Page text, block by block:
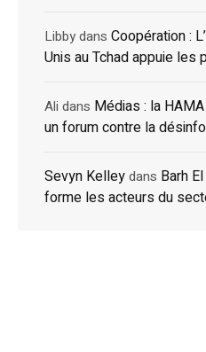
Libbydans Coopération :
Unis au Tchad appuie les
Ali dans Médias : la
un forum contre la
Sevyn Kelleydans Barh
forme les acteurs du